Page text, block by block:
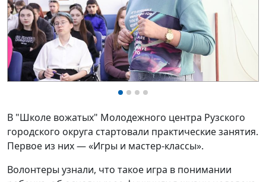
В "Школе вожатых" Молодежного центра Рузского
городского округа стартовали практические занятия.
Первое из них — «Игры и мастер-классы».
Волонтеры узнали, что такое игра в понимании